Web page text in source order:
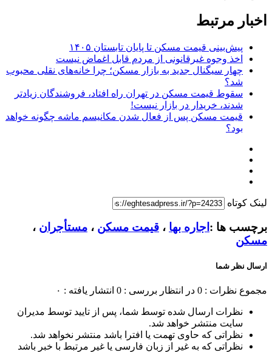
اخبار مرتبط
پیش‌بینی قیمت مسکن تا پایان تابستان ۱۴۰۵
اخذ وجوه غیرقانونی از مردم قابل اغماض نیست
چهار سیگنال جدید به بازار مسکن؛ چرا خانه‌های نقلی محبوب
شد؟
سقوط قیمت مسکن در تهران راه افتاد، فروشندگان زیادتر
شدند، خریدار در بازار نیست!
قیمت مسکن پس از فعال شدن مکانیسم ماشه چگونه خواهد
بود؟
لینک کوتاه
برچسب ها : اجاره بها ، قیمت مسکن ، مستأجران ،
مسکن
ارسال نظر شما
مجموع نظرات : 0 در انتظار بررسی : 0 انتشار یافته : ۰
نظرات ارسال شده توسط شما، پس از تایید توسط مدیران
سایت منتشر خواهد شد.
نظراتی که حاوی تهمت یا افترا باشد منتشر نخواهد شد.
نظراتی که به غیر از زبان فارسی یا غیر مرتبط با خبر باشد